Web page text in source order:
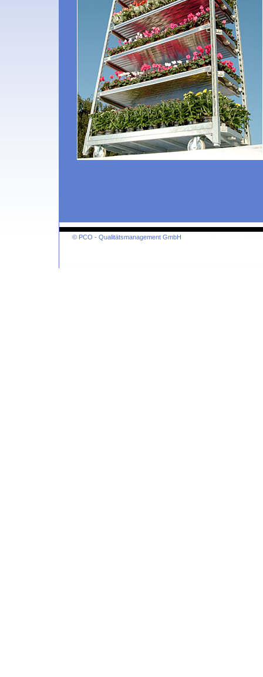
© PCO - Qualitätsmanagement GmbH